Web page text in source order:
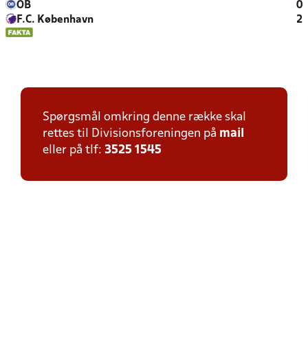
OB
0
F.C. København
2
Spørgsmål omkring denne række skal
rettes til Divisionsforeningen på mail
eller på tlf: 3525 1545